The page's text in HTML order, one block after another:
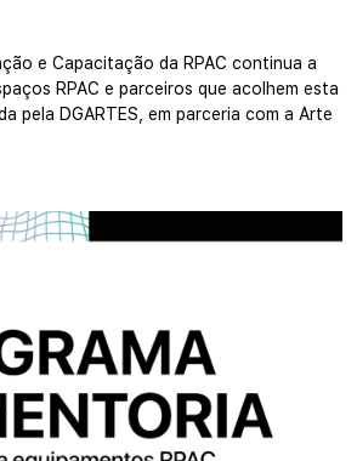
e Capacitação da RPAC continua a
RPAC e parceiros que acolhem esta
pela DGARTES, em parceria com a Arte